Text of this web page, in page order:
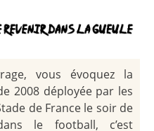
vous évoquez la
2008 déployée par les
de France le soir de
le football, c’est